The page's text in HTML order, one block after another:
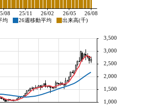
均 26週移動平均 出来高(千)
26/08
26/05
26/02
25/11
08
1,000
1,500
2,000
2,500
3,000
3,500